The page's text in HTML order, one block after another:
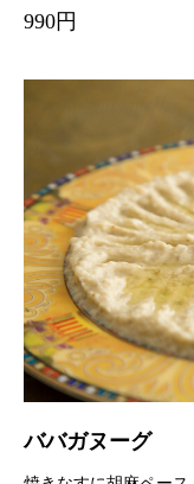
990円
ババガヌーグ